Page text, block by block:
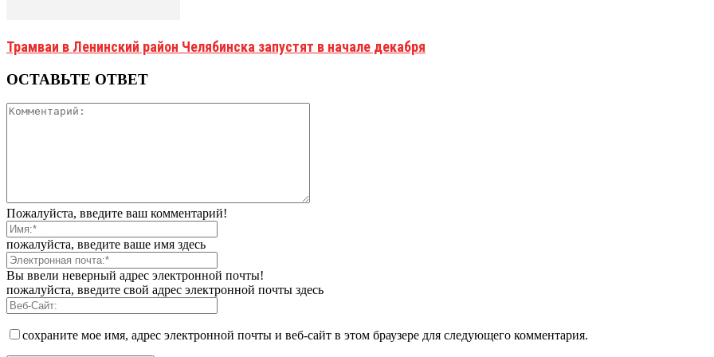
Трамваи в Ленинский район Челябинска запустят в начале декабря
ОСТАВЬТЕ ОТВЕТ
Пожалуйста, введите ваш комментарий!
пожалуйста, введите ваше имя здесь
Вы ввели неверный адрес электронной почты!
пожалуйста, введите свой адрес электронной почты здесь
сохраните мое имя, адрес электронной почты и веб-сайт в этом браузере для следующего комментария.